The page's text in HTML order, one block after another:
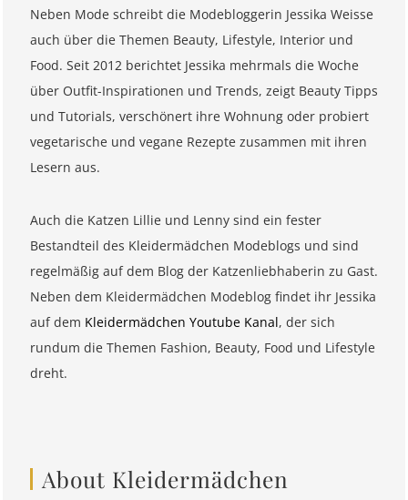
Neben Mode schreibt die Modebloggerin Jessika Weisse
auch über die Themen Beauty, Lifestyle, Interior und
Food. Seit 2012 berichtet Jessika mehrmals die Woche
über Outfit-Inspirationen und Trends, zeigt Beauty Tipps
und Tutorials, verschönert ihre Wohnung oder probiert
vegetarische und vegane Rezepte zusammen mit ihren
Lesern aus.
Auch die Katzen Lillie und Lenny sind ein fester
Bestandteil des Kleidermädchen Modeblogs und sind
regelmäßig auf dem Blog der Katzenliebhaberin zu Gast.
Neben dem Kleidermädchen Modeblog findet ihr Jessika
auf dem Kleidermädchen Youtube Kanal, der sich
rundum die Themen Fashion, Beauty, Food und Lifestyle
dreht.
About Kleidermädchen